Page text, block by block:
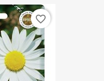
favorite_border